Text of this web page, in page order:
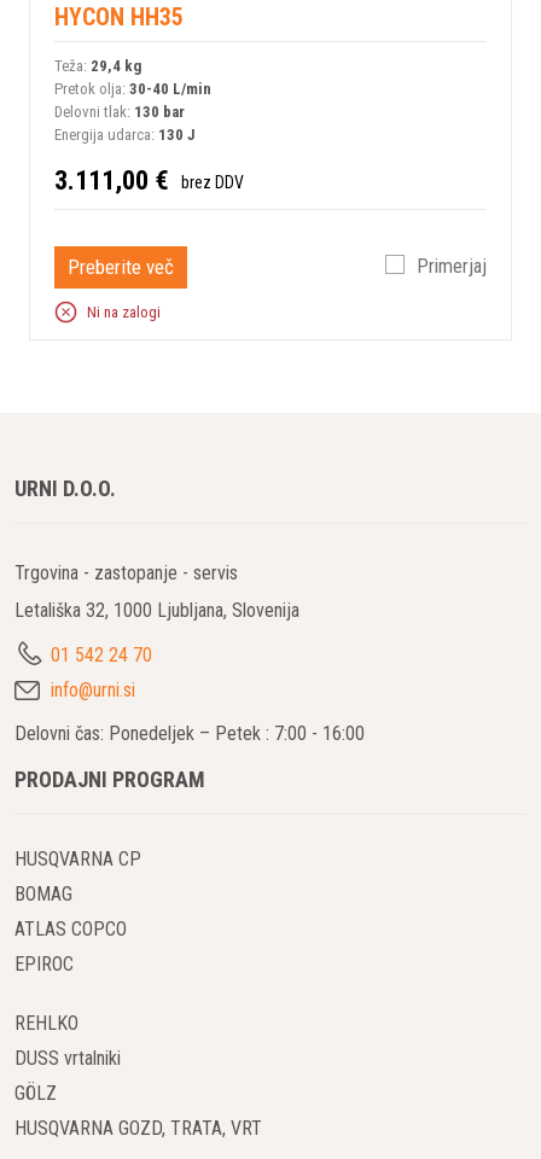
HYCON HH35
Teža: 29,4 kg
Pretok olja: 30-40 L/min
Delovni tlak: 130 bar
Energija udarca: 130 J
3.111,00 € brez DDV
Preberite več Primerjaj
Ni na zalogi
URNI D.O.O.
Trgovina - zastopanje - servis
Letališka 32, 1000 Ljubljana, Slovenija
01 542 24 70
info@urni.si
Delovni čas: Ponedeljek – Petek : 7:00 - 16:00
PRODAJNI PROGRAM
HUSQVARNA CP
BOMAG
ATLAS COPCO
EPIROC
REHLKO
DUSS vrtalniki
GÖLZ
HUSQVARNA GOZD, TRATA, VRT